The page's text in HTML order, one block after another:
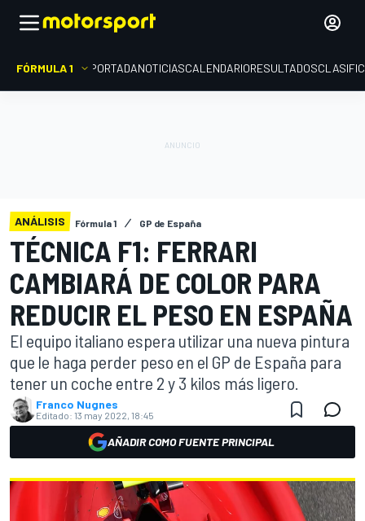
FÓRMULA 1 PORTADANOTICIASCALENDARIORESULTADOS
ANÁLISIS Fórmula 1 GP de España
TÉCNICA F1: FERRARI
CAMBIARÁ DE COLOR PARA
REDUCIR EL PESO EN ESPAÑA
El equipo italiano espera utilizar una nueva pintura
que le haga perder peso en el GP de España para
tener un coche entre 2 y 3 kilos más ligero.
Franco Nugnes
Editado: 13 may 2022, 18:45
AÑADIR COMO FUENTE PRINCIPAL